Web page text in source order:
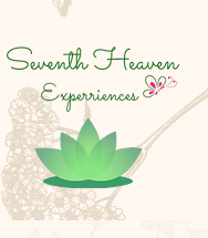
google-site-